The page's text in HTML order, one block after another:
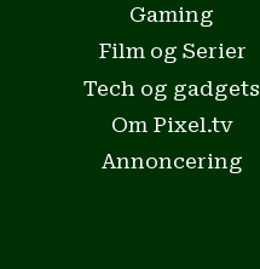
Gaming
Film og Serier
Tech og gadgets
Om Pixel.tv
Annoncering